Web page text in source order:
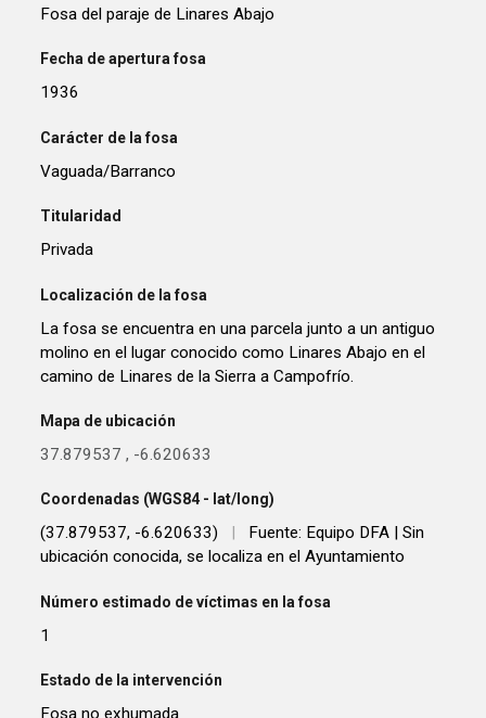
Fosa del paraje de Linares Abajo
Fecha de apertura fosa
1936
Carácter de la fosa
Vaguada/Barranco
Titularidad
Privada
Localización de la fosa
La fosa se encuentra en una parcela junto a un antiguo
molino en el lugar conocido como Linares Abajo en el
camino de Linares de la Sierra a Campofrío.
Mapa de ubicación
37.879537 , -6.620633
Coordenadas (WGS84 - lat/long)
(37.879537, -6.620633)
Fuente: Equipo DFA | Sin
ubicación conocida, se localiza en el Ayuntamiento
Número estimado de víctimas en la fosa
1
Estado de la intervención
Fosa no exhumada